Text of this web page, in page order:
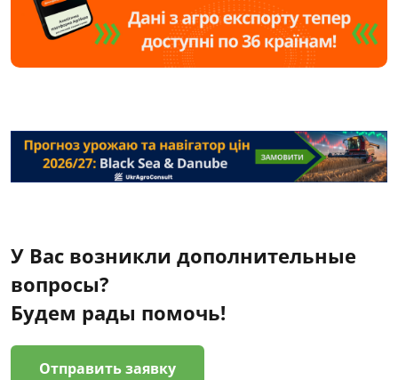
У Вас возникли дополнительные
вопросы?
Будем рады помочь!
Отправить заявку